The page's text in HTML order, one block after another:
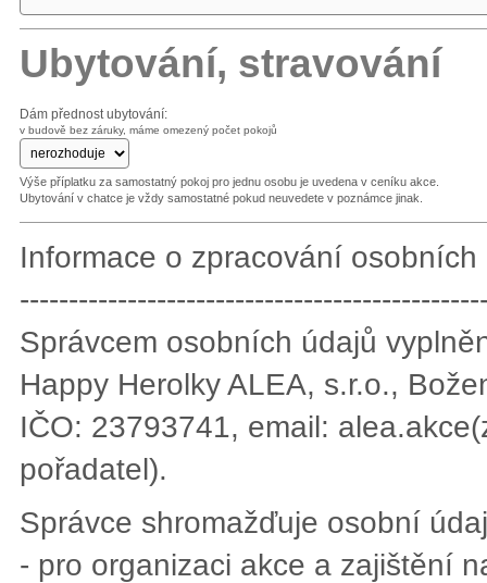
Ubytování, stravování
Dám přednost ubytování:
v budově bez záruky, máme omezený počet pokojů
Výše příplatku za samostatný pokoj pro jednu osobu je uvedena v ceníku akce.
Ubytování v chatce je vždy samostatné pokud neuvedete v poznámce jinak.
Informace o zpracování osobních
Správcem osobních údajů
Happy Herolky ALEA, s.r.o.,
IČO: 23793741, email:
pořadatel).
Správce shromažďuje osobní
- pro organizaci akce a zajištění